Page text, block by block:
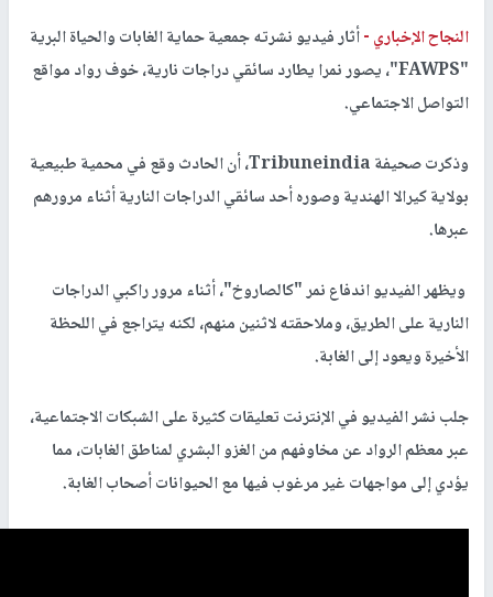
النجاح الإخباري -أثار فيديو نشرته جمعية حماية الغابات والحياة البرية
"FAWPS"، يصور نمرا يطارد سائقي دراجات نارية، خوف رواد مواقع
التواصل الاجتماعي.
وذكرت صحيفة Tribuneindia، أن الحادث وقع في محمية طبيعية
بولاية كيرالا الهندية وصوره أحد سائقي الدراجات النارية أثناء مرورهم
عبرها.
ويظهر الفيديو اندفاع نمر "كالصاروخ"، أثناء مرور راكبي الدراجات
النارية على الطريق، وملاحقته لاثنين منهم، لكنه يتراجع في اللحظة
الأخيرة ويعود إلى الغابة.
جلب نشر الفيديو في الإنترنت تعليقات كثيرة على الشبكات الاجتماعية،
عبر معظم الرواد عن مخاوفهم من الغزو البشري لمناطق الغابات، مما
يؤدي إلى مواجهات غير مرغوب فيها مع الحيوانات أصحاب الغابة.